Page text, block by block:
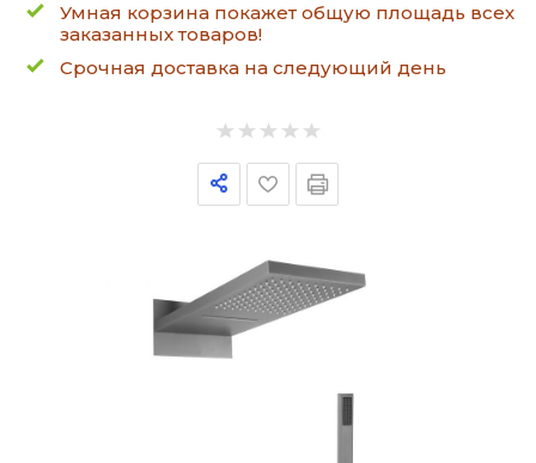
Умная корзина покажет общую площадь всех
заказанных товаров!
Срочная доставка на следующий день